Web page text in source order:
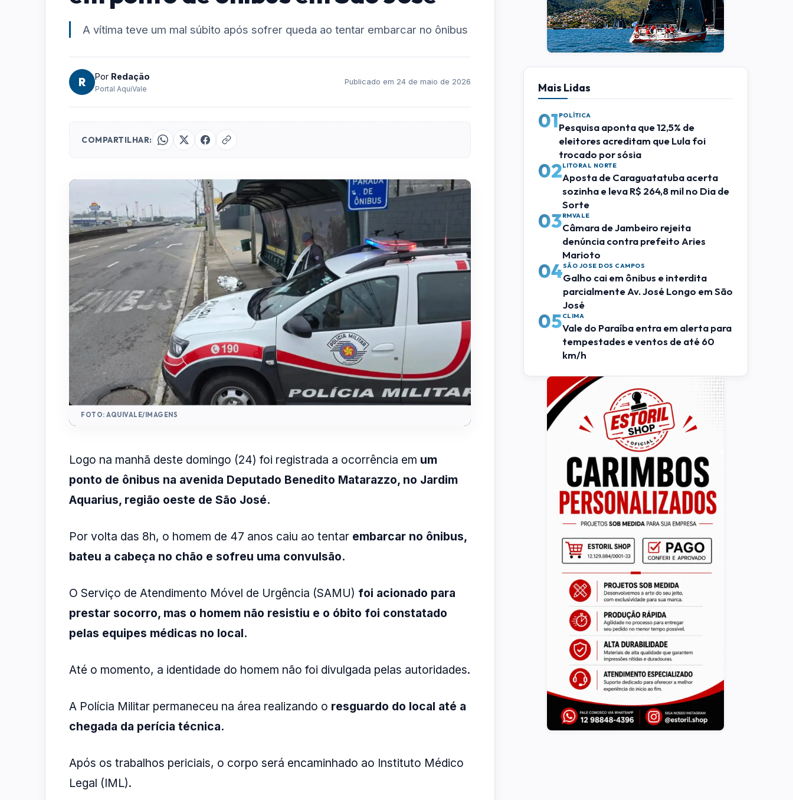
A vítima teve um mal súbito após sofrer queda ao tentar embarcar no ônibus
R Por Redação
Portal AquiVale
Publicado em 24 de maio de 2026
COMPARTILHAR:
FOTO: AQUIVALE/IMAGENS
Logo na manhã deste domingo (24) foi registrada a ocorrência em um
ponto de ônibus na avenida Deputado Benedito Matarazzo, no Jardim
Aquarius, região oeste de São José.
Por volta das 8h, o homem de 47 anos caiu ao tentar embarcar no ônibus,
bateu a cabeça no chão e sofreu uma convulsão.
O Serviço de Atendimento Móvel de Urgência (SAMU) foi acionado para
prestar socorro, mas o homem não resistiu e o óbito foi constatado
pelas equipes médicas no local.
Até o momento, a identidade do homem não foi divulgada pelas autoridades.
A Polícia Militar permaneceu na área realizando o resguardo do local até a
chegada da perícia técnica.
Após os trabalhos periciais, o corpo será encaminhado ao Instituto Médico
Legal (IML).
Mais Lidas
01 POLÍTICA
Pesquisa aponta que 12,5% de
eleitores acreditam que Lula foi
trocado por sósia
02LITORAL NORTE
Aposta de Caraguatatuba acerta
sozinha e leva R$ 264,8 mil no Dia de
Sorte
03RMVALE
Câmara de Jambeiro rejeita
denúncia contra prefeito Aries
Marioto
04SÃO JOSE DOS CAMPOS
Galho cai em ônibus e interdita
parcialmente Av. José Longo em São
José
05CLIMA
Vale do Paraíba entra em alerta para
tempestades e ventos de até 60
km/h